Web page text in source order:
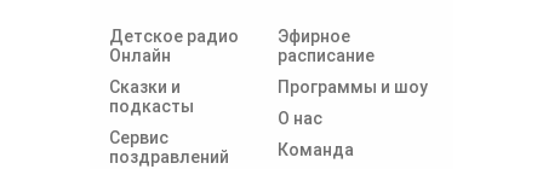
Детское радио
Онлайн
Сказки и
подкасты
Сервис
поздравлений
Эфирное
расписание
Программы и шоу
О нас
Команда